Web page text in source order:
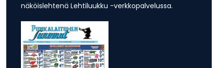
näköislehtenä Lehtiluukku -verkkopalvelussa.